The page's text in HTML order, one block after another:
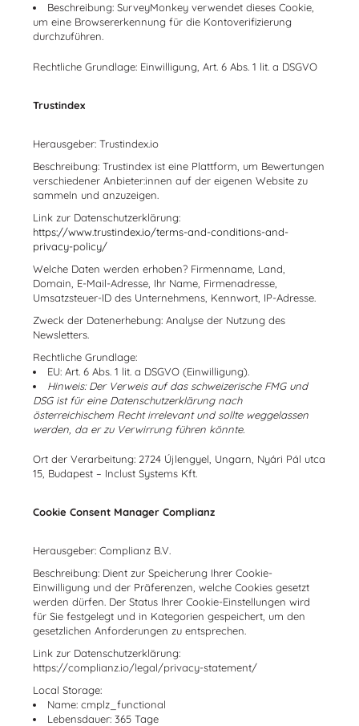
Beschreibung: SurveyMonkey verwendet dieses Cookie,
um eine Browsererkennung für die Kontoverifizierung
durchzuführen.
Rechtliche Grundlage: Einwilligung, Art. 6 Abs. 1 lit. a DSGVO
Trustindex
Herausgeber: Trustindex.io
Beschreibung: Trustindex ist eine Plattform, um Bewertungen
verschiedener Anbieter:innen auf der eigenen Website zu
sammeln und anzuzeigen.
Link zur Datenschutzerklärung:
https://www.trustindex.io/terms-and-conditions-and-
privacy-policy/
Welche Daten werden erhoben? Firmenname, Land,
Domain, E-Mail-Adresse, Ihr Name, Firmenadresse,
Umsatzsteuer-ID des Unternehmens, Kennwort, IP-Adresse.
Zweck der Datenerhebung: Analyse der Nutzung des
Newsletters.
Rechtliche Grundlage:
EU: Art. 6 Abs. 1 lit. a DSGVO (Einwilligung).
Hinweis: Der Verweis auf das schweizerische FMG und
DSG ist für eine Datenschutzerklärung nach
österreichischem Recht irrelevant und sollte weggelassen
werden, da er zu Verwirrung führen könnte.
Ort der Verarbeitung: 2724 Újlengyel, Ungarn, Nyári Pál utca
15, Budapest – Inclust Systems Kft.
Cookie Consent Manager Complianz
Herausgeber: Complianz B.V.
Beschreibung: Dient zur Speicherung Ihrer Cookie-
Einwilligung und der Präferenzen, welche Cookies gesetzt
werden dürfen. Der Status Ihrer Cookie-Einstellungen wird
für Sie festgelegt und in Kategorien gespeichert, um den
gesetzlichen Anforderungen zu entsprechen.
Link zur Datenschutzerklärung:
https://complianz.io/legal/privacy-statement/
Local Storage:
Name: cmplz_functional
Lebensdauer: 365 Tage